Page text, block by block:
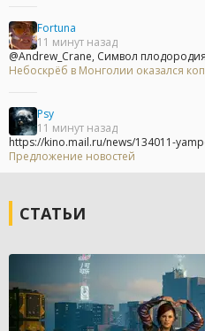
Fortuna
11 минут назад
@Andrew_Crane, Символ
Небоскрёб в Монголии оказался
Psy
11 минут назад
https://kino.mail.ru/news/134011-
Предложение новостей
СТАТЬИ